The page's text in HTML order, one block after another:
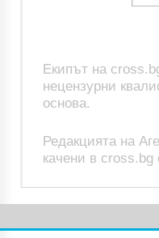
Екипът на
нецензурни
основа.
Редакцията на
качени в cross.bg